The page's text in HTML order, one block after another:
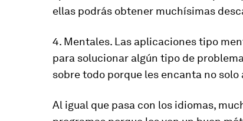
ellas podrás obtener muchísimas
4. Mentales. Las aplicaciones tipo
para solucionar algún tipo de
sobre todo porque les encanta no
Al igual que pasa con los idiomas,